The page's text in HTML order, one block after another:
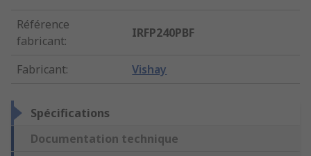
Référence
fabricant:
IRFP240PBF
Fabricant: Vishay
Spécifications
Documentation technique